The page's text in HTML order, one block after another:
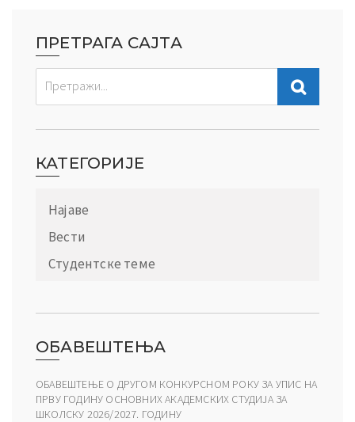
ПРЕТРАГА САЈТА
КАТЕГОРИЈЕ
Најаве
Вести
Студентске теме
ОБАВЕШТЕЊА
ОБАВЕШТЕЊЕ О ДРУГОМ КОНКУРСНОМ РОКУ ЗА УПИС НА
ПРВУ ГОДИНУ ОСНОВНИХ АКАДЕМСКИХ СТУДИЈА ЗА
ШКОЛСКУ 2026/2027. ГОДИНУ